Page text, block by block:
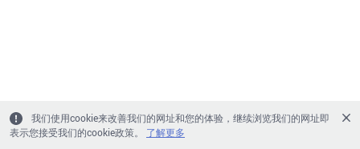
我们使用cookie来改善我们的网址和您的体验，继续浏览我们的网址即
表示您接受我们的cookie政策。
了解更多